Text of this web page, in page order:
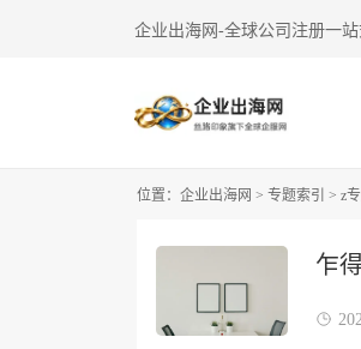
企业出海网-全球公司注册一
位置： 企业出海网 > 专题索引 > z
乍